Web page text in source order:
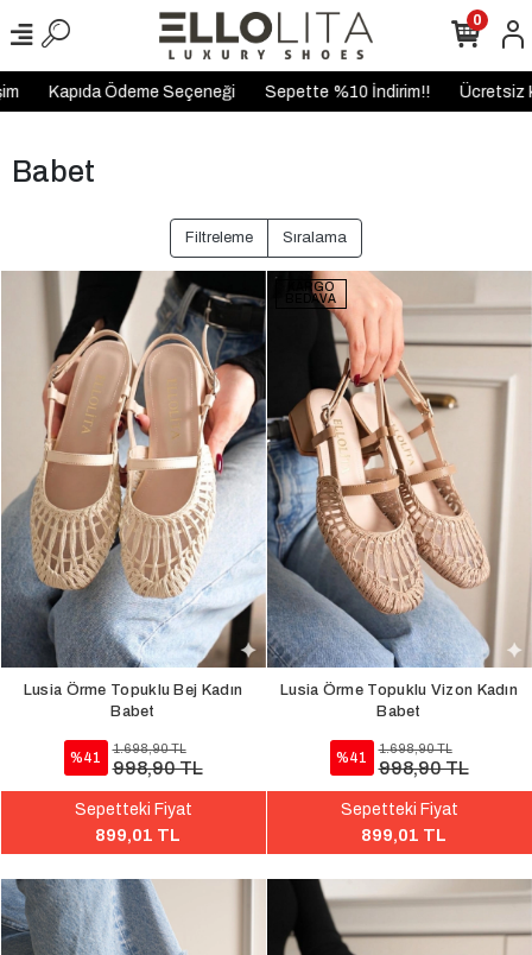
Kapıda Ödeme Seçeneği Sepette %10 İndirim!! Ücretsiz
0
Babet
Filtreleme Sıralama
Lusia Örme Topuklu Bej Kadın
Babet
%41
1.698,90 TL
998,90 TL
Sepetteki Fiyat
899,01 TL
KARGO
BEDAVA
Lusia Örme Topuklu Vizon Kadın
Babet
%41
1.698,90 TL
998,90 TL
Sepetteki Fiyat
899,01 TL